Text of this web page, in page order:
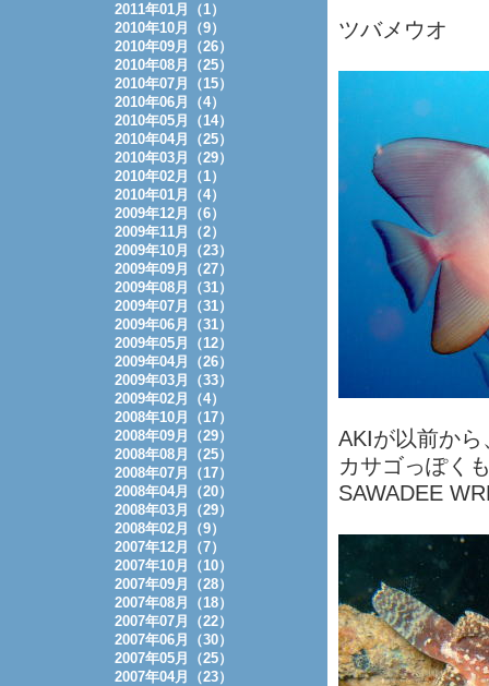
ツバメウオ
AKIが以前か
カサゴっぽく
SAWADEE
2011年01月（1）
2010年10月（9）
2010年09月（26）
2010年08月（25）
2010年07月（15）
2010年06月（4）
2010年05月（14）
2010年04月（25）
2010年03月（29）
2010年02月（1）
2010年01月（4）
2009年12月（6）
2009年11月（2）
2009年10月（23）
2009年09月（27）
2009年08月（31）
2009年07月（31）
2009年06月（31）
2009年05月（12）
2009年04月（26）
2009年03月（33）
2009年02月（4）
2008年10月（17）
2008年09月（29）
2008年08月（25）
2008年07月（17）
2008年04月（20）
2008年03月（29）
2008年02月（9）
2007年12月（7）
2007年10月（10）
2007年09月（28）
2007年08月（18）
2007年07月（22）
2007年06月（30）
2007年05月（25）
2007年04月（23）